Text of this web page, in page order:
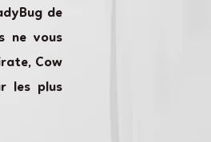
de
ne vous
Cow
les plus